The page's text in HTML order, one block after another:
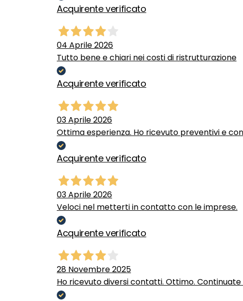
Acquirente verificato
04 Aprile 2026
Tutto bene e chiari nei costi di ristrutturazione
Acquirente verificato
03 Aprile 2026
Ottima esperienza. Ho ricevuto preventivi e
Acquirente verificato
03 Aprile 2026
Veloci nel metterti in contatto con le imprese.
Acquirente verificato
28 Novembre 2025
Ho ricevuto diversi contatti. Ottimo. Continuate